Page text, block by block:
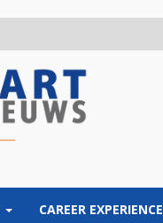
CAREER EXPERIENCE